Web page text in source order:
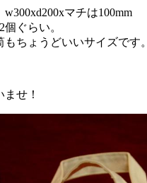
マチは100mm
ぐらい。
ちょうどいいサイズです。
せ！